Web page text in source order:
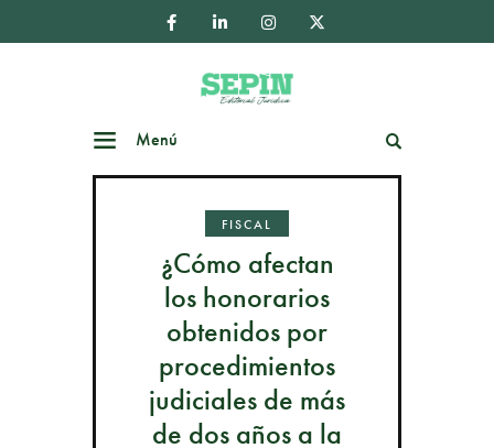
Menú
FISCAL
¿Cómo afectan
los honorarios
obtenidos por
procedimientos
judiciales de más
de dos años a la